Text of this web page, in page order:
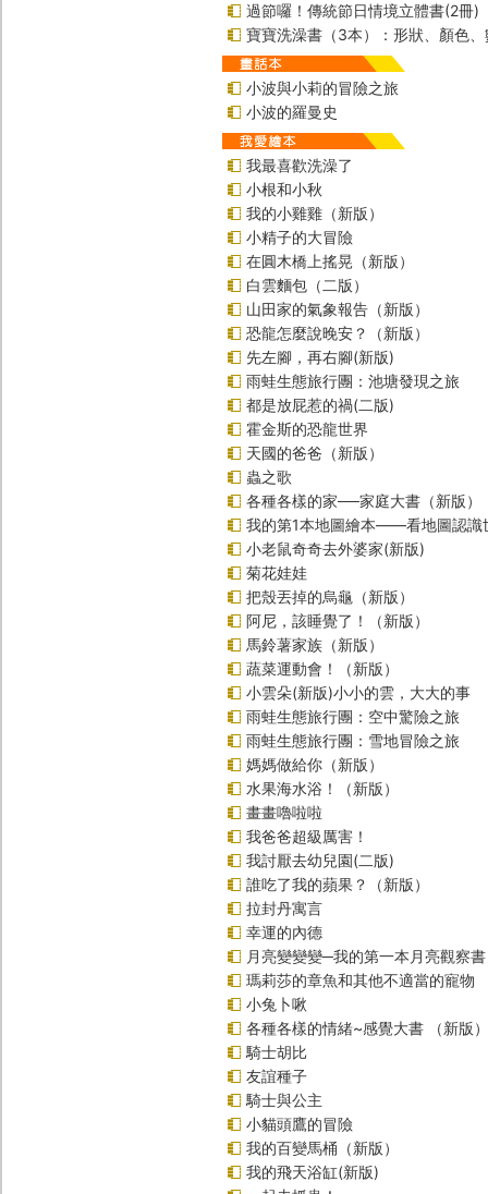
過節囉！傳統節日情境立體書(2冊)
寶寶洗澡書（3本）：形狀、顏色、
小波與小莉的冒險之旅
小波的羅曼史
我最喜歡洗澡了
小根和小秋
我的小雞雞（新版）
小精子的大冒險
在圓木橋上搖晃（新版）
白雲麵包（二版）
山田家的氣象報告（新版）
恐龍怎麼說晚安？（新版）
先左腳，再右腳(新版)
雨蛙生態旅行團：池塘發現之旅
都是放屁惹的禍(二版)
霍金斯的恐龍世界
天國的爸爸（新版）
蟲之歌
各種各樣的家──家庭大書（新版）
我的第1本地圖繪本――看地圖認識
小老鼠奇奇去外婆家(新版)
菊花娃娃
把殼丟掉的烏龜（新版）
阿尼，該睡覺了！（新版）
馬鈴薯家族（新版）
蔬菜運動會！（新版）
小雲朵(新版)小小的雲，大大的事
雨蛙生態旅行團：空中驚險之旅
雨蛙生態旅行團：雪地冒險之旅
媽媽做給你（新版）
水果海水浴！（新版）
畫畫嚕啦啦
我爸爸超級厲害！
我討厭去幼兒園(二版)
誰吃了我的蘋果？（新版）
拉封丹寓言
幸運的內德
月亮變變變─我的第一本月亮觀察書
瑪莉莎的章魚和其他不適當的寵物
小兔卜啾
各種各樣的情緒~感覺大書 （新版）
騎士胡比
友誼種子
騎士與公主
小貓頭鷹的冒險
我的百變馬桶（新版）
我的飛天浴缸(新版)